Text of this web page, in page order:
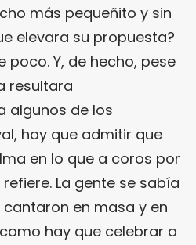
más pequeñito y sin
elevara su propuesta?
poco. Y, de hecho, pese
resultara
algunos de los
hay que admitir que
en lo que a coros por
La gente se sabía
cantaron en masa y en
hay que celebrar a